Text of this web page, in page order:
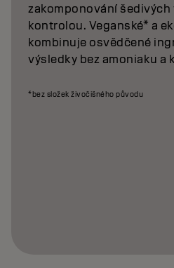
zakomponování
kontrolou. Veganské* a
kombinuje osvědčené
výsledky bez amoniaku a
*bez složek živočišného původu